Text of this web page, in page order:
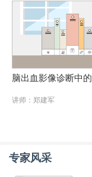
脑出血影像诊断中
讲师：郑建军
专家风采